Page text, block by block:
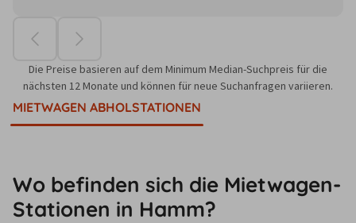
Die Preise basieren auf dem Minimum Median-Suchpreis für die
nächsten 12 Monate und können für neue Suchanfragen variieren.
MIETWAGEN ABHOLSTATIONEN
Wo befinden sich die Mietwagen-
Stationen in Hamm?